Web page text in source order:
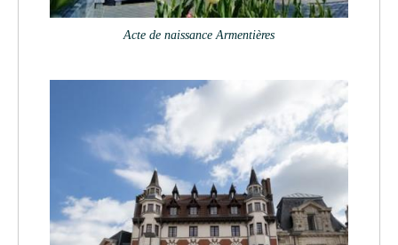
Acte de naissance Armentières